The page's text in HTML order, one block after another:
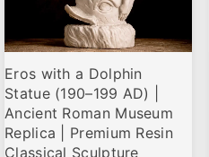
Eros with a Dolphin
Statue (190–199 AD) |
Ancient Roman Museum
Replica | Premium Resin
Classical Sculpture
elegir
en
la
página
de